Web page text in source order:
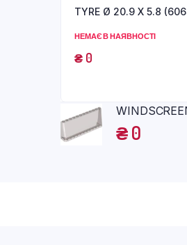
TYRE Ø 20.9 X 5.8
НЕМАЄ В НАЯВНОСТІ
₴0
₴0